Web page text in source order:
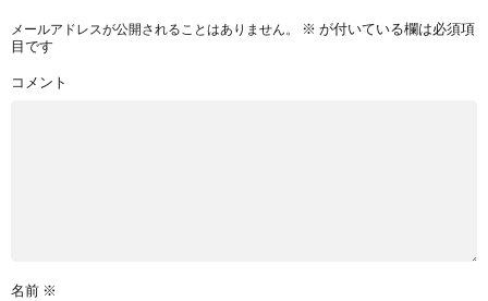
メールアドレスが公開されることはありません。 ※ が付いている欄は必須項
目です
コメント
名前 ※